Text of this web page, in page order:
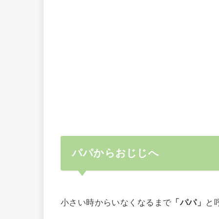
パパからおじじへ
小さい時からいなくなるまで 「パパ」 と